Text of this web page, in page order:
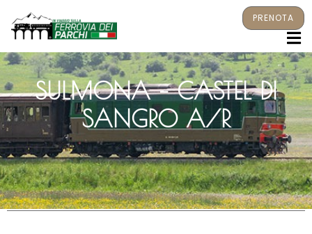
PRENOTA
SULMONA – CASTEL DI
SANGRO A/R